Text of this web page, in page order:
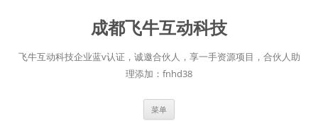
成都飞牛互动科技
飞牛互动科技企业蓝v认证，诚邀合伙人，享一手资源项目，合伙人助
理添加：fnhd38
菜单